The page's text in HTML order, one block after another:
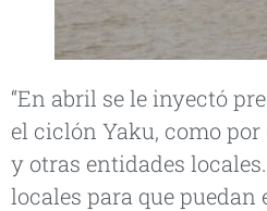
“En abril se le inyectó
el ciclón Yaku, como
y otras entidades
locales para que